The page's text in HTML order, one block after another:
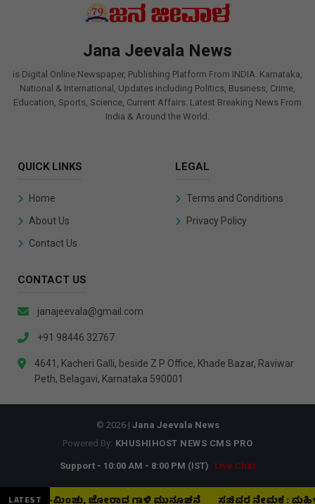
Jana Jeevala News
is Digital Online Newspaper, Publishing Platform From INDIA. Karnataka,
National & International, Updates including Politics, Business, Crime,
Education, Sports, Science, Current Affairs. Latest Breaking News From
India & Around the World.
QUICK LINKS
Home
About Us
Contact Us
LEGAL
Terms and Conditions
Privacy Policy
CONTACT US
janajeevala@gmail.com
+91 98446 32767
4641, Kacheri Galli, beside Z P Office, Khade Bazar, Raviwar
Peth, Belagavi, Karnataka 590001
© 2026 | Jana Jeevala News
Powered By: KHUSHIHOST NEWS CMS PRO
Support - 10:00 AM - 8:00 PM (IST) Live Chat
LATEST